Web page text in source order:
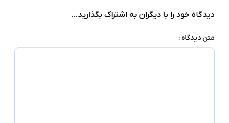
سیستم عامل ‎Windows 10 Pro
دیدگاه خود را با دیگران به اشتراک بگذارید...
متن دیدگاه :